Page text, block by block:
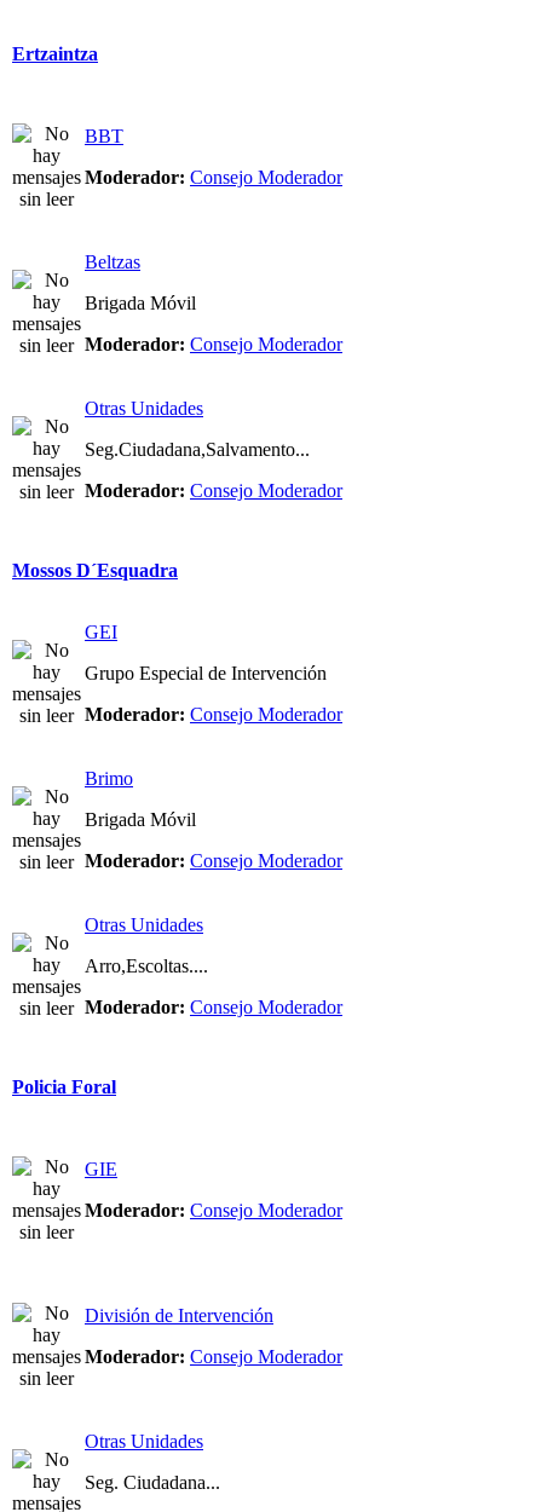
Ertzaintza
BBT
Moderador: Consejo Moderador
Beltzas
Brigada Móvil
Moderador: Consejo Moderador
Otras Unidades
Seg.Ciudadana,Salvamento...
Moderador: Consejo Moderador
Mossos D´Esquadra
GEI
Grupo Especial de Intervención
Moderador: Consejo Moderador
Brimo
Brigada Móvil
Moderador: Consejo Moderador
Otras Unidades
Arro,Escoltas....
Moderador: Consejo Moderador
Policia Foral
GIE
Moderador: Consejo Moderador
División de Intervención
Moderador: Consejo Moderador
Otras Unidades
Seg. Ciudadana...